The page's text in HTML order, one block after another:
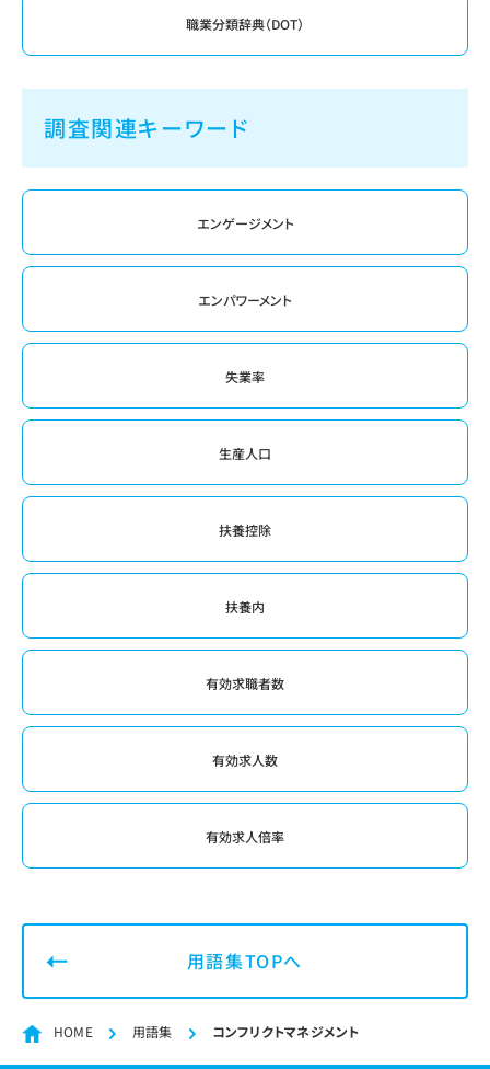
職業分類辞典（DOT）
調査関連キーワード
エンゲージメント
エンパワーメント
失業率
生産人口
扶養控除
扶養内
有効求職者数
有効求人数
有効求人倍率
用語集TOPへ
HOME 用語集 コンフリクトマネジメント